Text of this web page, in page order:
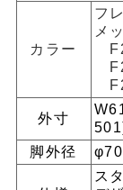
カラー
フ
メ
外寸
脚外径
ス